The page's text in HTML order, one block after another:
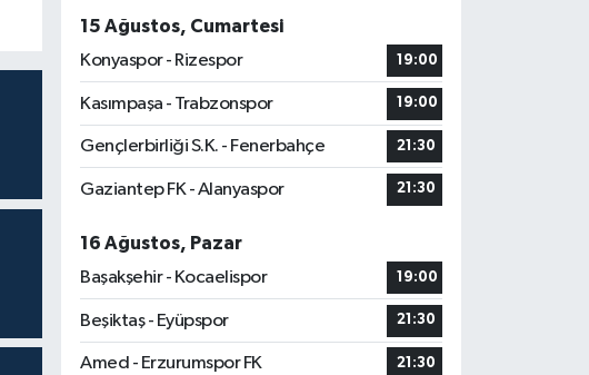
15 Ağustos, Cumartesi
Konyaspor - Rizespor
19:00
Kasımpaşa - Trabzonspor 19:00
Gençlerbirliği S.K. - Fenerbahçe 21:30
Gaziantep FK - Alanyaspor 21:30
16 Ağustos, Pazar
Başakşehir - Kocaelispor
19:00
Beşiktaş - Eyüpspor 21:30
Amed - Erzurumspor FK 21:30